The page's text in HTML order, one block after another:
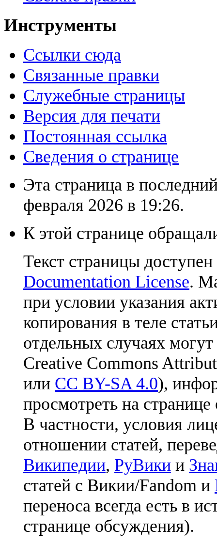
Инструменты
Ссылки сюда
Связанные правки
Служебные страницы
Версия для печати
Постоянная ссылка
Сведения о странице
Эта страница в
февраля 2026 в 19:26.
К этой странице
Текст страницы
Documentation License.
при условии указания
копирования в теле
отдельных случаях
Creative Commons
или CC BY-SA 4.0),
просмотреть на
В частности, условия
отношении статей,
Википедии, РуВики и
статей с Викии/Fandom и
переноса всегда есть в
странице обсуждения).